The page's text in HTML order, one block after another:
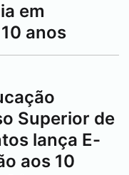
em
anos
Superior de
lança E-
aos 10